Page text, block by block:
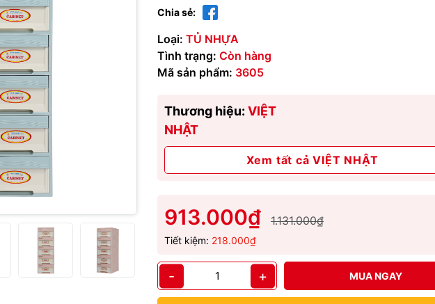
Chia sẻ:
Loại: TỦ NHỰA
Tình trạng: Còn hàng
Mã sản phẩm: 3605
Thương hiệu: VIỆT
NHẬT
Xem tất cả VIỆT NHẬT
913.000₫ 1.131.000₫
Tiết kiệm: 218.000₫
- + MUA NGAY